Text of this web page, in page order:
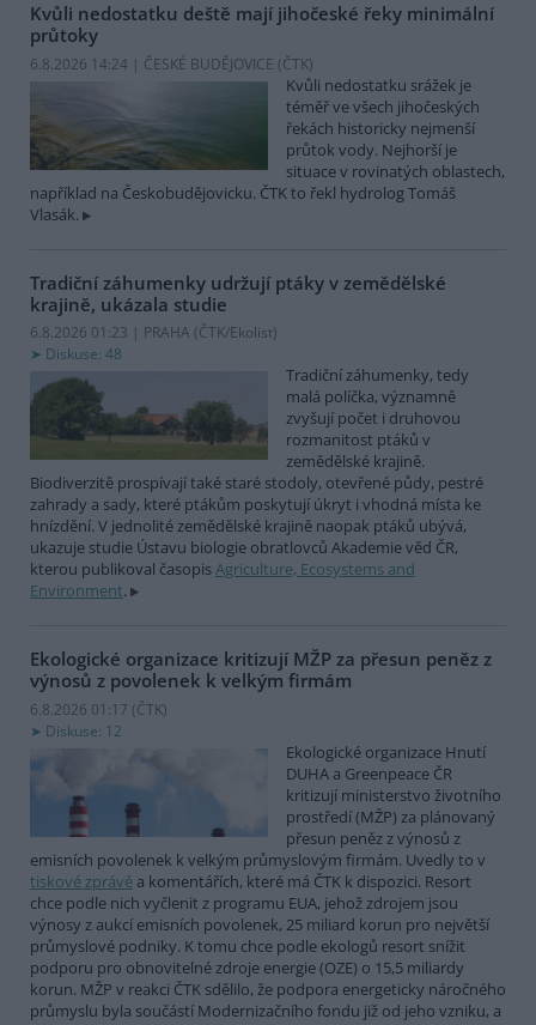
Kvůli nedostatku deště mají jihočeské řeky minimální
průtoky
6.8.2026 14:24 | ČESKÉ BUDĚJOVICE (ČTK)
Kvůli nedostatku srážek je
téměř ve všech jihočeských
řekách historicky nejmenší
průtok vody. Nejhorší je
situace v rovinatých oblastech,
například na Českobudějovicku. ČTK to řekl hydrolog Tomáš
Vlasák.
Tradiční záhumenky udržují ptáky v zemědělské
krajině, ukázala studie
6.8.2026 01:23 | PRAHA (ČTK/Ekolist)
Diskuse: 48
Tradiční záhumenky, tedy
malá políčka, významně
zvyšují počet i druhovou
rozmanitost ptáků v
zemědělské krajině.
Biodiverzitě prospívají také staré stodoly, otevřené půdy, pestré
zahrady a sady, které ptákům poskytují úkryt i vhodná místa ke
hnízdění. V jednolité zemědělské krajině naopak ptáků ubývá,
ukazuje studie Ústavu biologie obratlovců Akademie věd ČR,
kterou publikoval časopisAgriculture, Ecosystems and
Environment.
Ekologické organizace kritizují MŽP za přesun peněz z
výnosů z povolenek k velkým firmám
6.8.2026 01:17 (ČTK)
Diskuse: 12
Ekologické organizace Hnutí
DUHA a Greenpeace ČR
kritizují ministerstvo životního
prostředí (MŽP) za plánovaný
přesun peněz z výnosů z
emisních povolenek k velkým průmyslovým firmám. Uvedly to v
tiskové zprávě a komentářích, které má ČTK k dispozici. Resort
chce podle nich vyčlenit z programu EUA, jehož zdrojem jsou
výnosy z aukcí emisních povolenek, 25 miliard korun pro největší
průmyslové podniky. K tomu chce podle ekologů resort snížit
podporu pro obnovitelné zdroje energie (OZE) o 15,5 miliardy
korun. MŽP v reakci ČTK sdělilo, že podpora energeticky náročného
průmyslu byla součástí Modernizačního fondu již od jeho vzniku, a